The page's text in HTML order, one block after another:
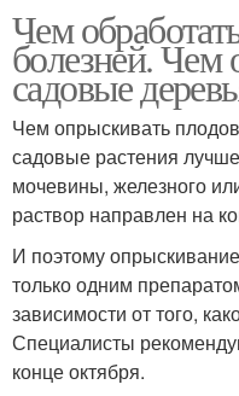
Чем
болезней. Чем
садовые
Чем опрыскивать
садовые растения
мочевины, железного
раствор направлен на
И поэтому
только одним
зависимости от того,
Специалисты
конце октября.